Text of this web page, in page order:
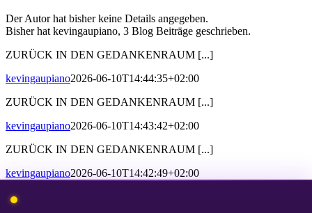
Der Autor hat bisher keine Details angegeben.
Bisher hat kevingaupiano, 3 Blog Beiträge geschrieben.
ZURÜCK IN DEN GEDANKENRAUM [...]
kevingaupiano2026-06-10T14:44:35+02:00
ZURÜCK IN DEN GEDANKENRAUM [...]
kevingaupiano2026-06-10T14:43:42+02:00
ZURÜCK IN DEN GEDANKENRAUM [...]
kevingaupiano2026-06-10T14:42:49+02:00